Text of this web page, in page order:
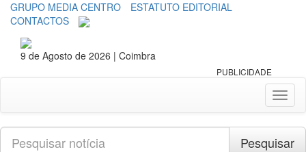
GRUPO MEDIA CENTRO
ESTATUTO EDITORIAL
CONTACTOS
9 de Agosto de 2026 | Coimbra
PUBLICIDADE
Pesquisar
Pesquisar